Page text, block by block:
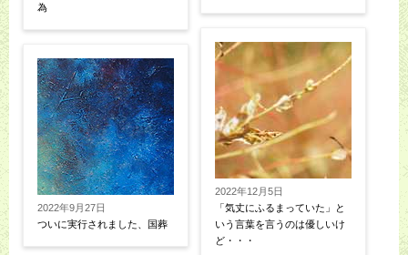
為
2022年9月27日
ついに実行されました、国葬
2022年12月5日
「気丈にふるまっていた」と
いう言葉を言うのは優しいけ
ど・・・